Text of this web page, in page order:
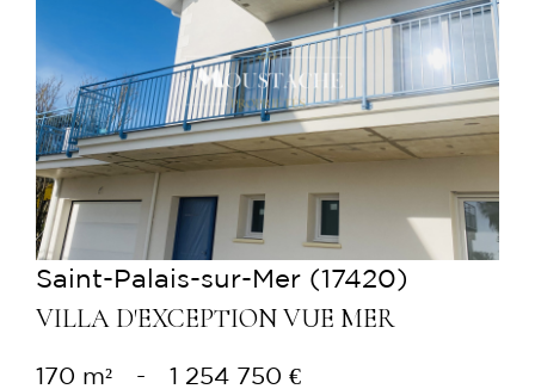
Voir le bien
Saint-Palais-sur-Mer (17420)
VILLA D'EXCEPTION VUE MER
170 m² - 1 254 750 €